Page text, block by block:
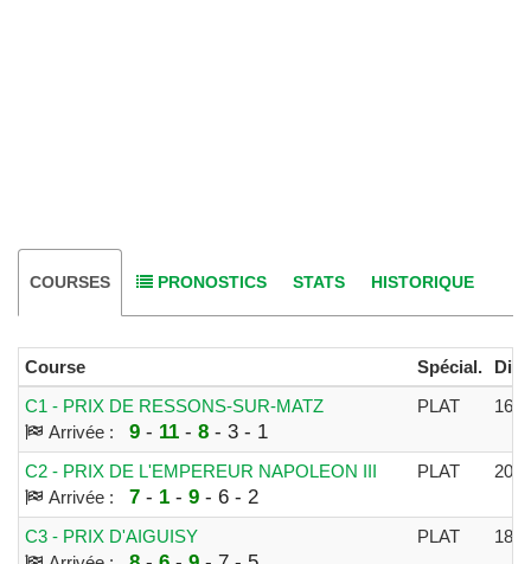
COURSES PRONOSTICS STATS HISTORIQUE
Course Spécial.
Dist.
C1 - PRIX DE RESSONS-SUR-MATZ
Arrivée :
9- 11 - 8- 3 - 1
PLAT
C2 - PRIX DE L'EMPEREUR NAPOLEON III
Arrivée :
7- 1 - 9- 6 - 2
PLAT
C3 - PRIX D'AIGUISY
PLAT